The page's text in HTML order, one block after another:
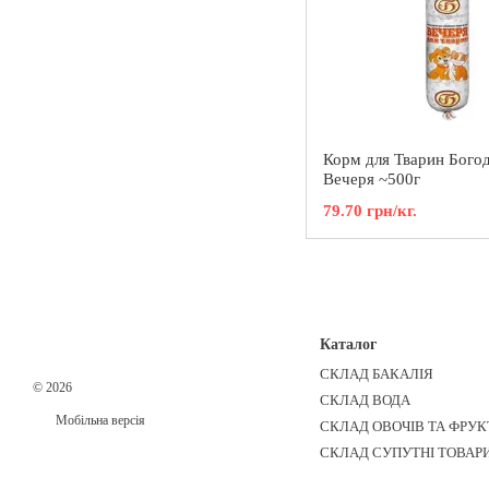
Корм для Тварин
Вечеря ~500г
79.70 грн/кг.
© 2026
Мобільна версія
Каталог
СКЛАД БАКАЛІЯ
СКЛАД ВОДА
СКЛАД ОВОЧІВ ТА
СКЛАД СУПУТНІ